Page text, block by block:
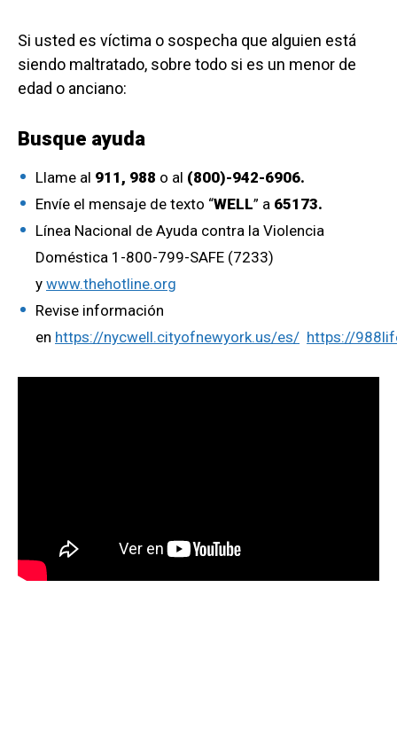
Si usted es víctima o sospecha que alguien está
siendo maltratado, sobre todo si es un menor de
edad o anciano:
Busque ayuda
Llame al 911, 988 o al (800)-942-6906.
Envíe el mensaje de texto “WELL” a 65173.
Línea Nacional de Ayuda contra la Violencia
Doméstica 1-800-799-SAFE (7233)
y www.thehotline.org
Revise información
en https://nycwell.cityofnewyork.us/es/ https://